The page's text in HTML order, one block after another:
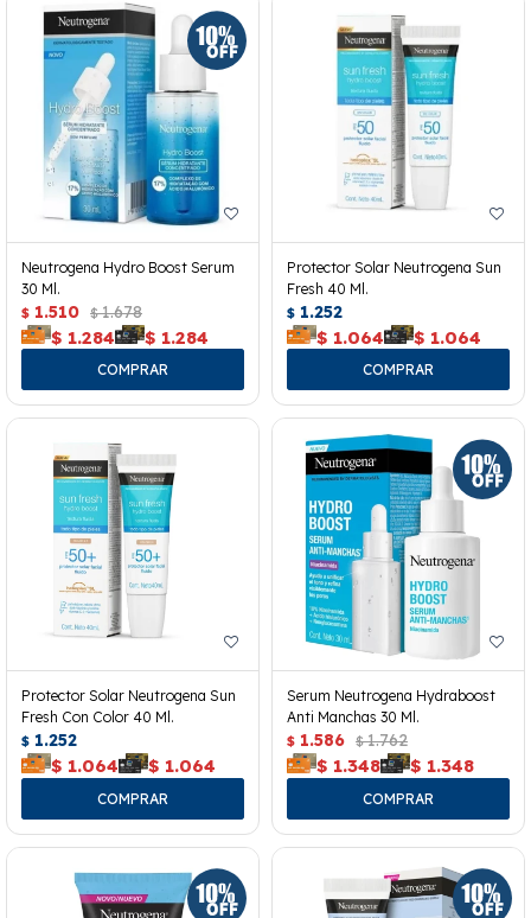
Neutrogena Hydro Boost Serum
30 Ml.
$ 1.510 $ 1.678
$ 1.284 $ 1.284
Protector Solar Neutrogena Sun
Fresh 40 Ml.
$ 1.252
$ 1.064 $ 1.064
Protector Solar Neutrogena Sun
Fresh Con Color 40 Ml.
$ 1.252
$ 1.064 $ 1.064
Serum Neutrogena Hydraboost
Anti Manchas 30 Ml.
$ 1.586 $ 1.762
$ 1.348 $ 1.348